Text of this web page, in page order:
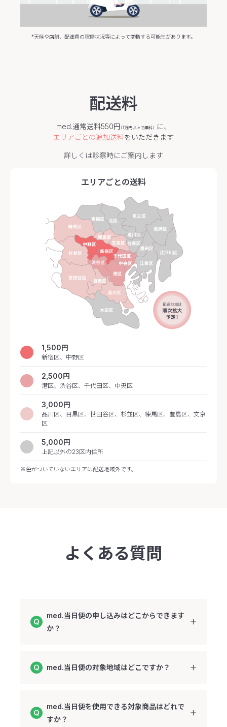
*天候や店舗、配達員の稼働状況等によって変動する可能性があります。
配送料
med.通常送料550円 (1万円以上で無料）
に、
エリアごとの追加送料をいただきます
詳しくは診察時にご案内します
エリアごとの送料
1,500円
新宿区、中野区
2,500円
港区、渋谷区、千代田区、中央区
3,000円
品川区、目黒区、世田谷区、杉並区、練馬区、豊島区、文京
区
5,000円
上記以外の23区内住所
※色がついていないエリアは配送地域外です。
よくある質問
med.当日便の申し込みはどこからできます
か？
med.当日便の対象地域はどこですか？
med.当日便を使用できる対象商品はどれで
すか？